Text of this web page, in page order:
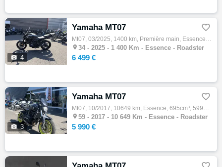
 4
Yamaha MT07 
Mt07, 03/2025, 1400 km, Première main, Essence, 689cm³, Couleur noir, 6499 € Equipements : Démarches administratives sur place,Gravage poss…
 34 - 2025 - 1 400 Km - Essence - Roadster
6 499 €
 3
Yamaha MT07 
Mt07, 10/2017, 10649 km, Essence, 695cm³, 5990 € Equipements : Echappement Akrapovic Support de plaque court Tampon de protection Saute ven…
 59 - 2017 - 10 649 Km - Essence - Roadster
5 990 €